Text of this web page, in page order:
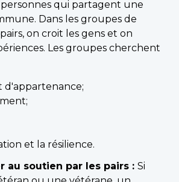
qui partagent une
Dans les groupes de
on croit les gens et on
Les groupes cherchent
d'appartenance;
et la résilience.
au soutien par les pairs : Si